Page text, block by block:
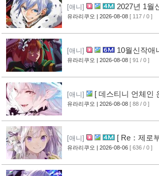
[애니]
2027년 1월
생 소동기 ] PV 영상 공개
유라리쿠오 | 2026-08-08 [ 117 / 0 ]
[애니]
10월신작애
보스가 나타났다! ] 2기 PV
유라리쿠오 | 2026-08-08 [ 91 / 0 ]
[애니]
[ 데스티니 언체인
이션화 결정 [2]
유라리쿠오 | 2026-08-08 [ 88 / 0 ]
[애니]
[ Re：제로
계 생활 ] 4기 탈환편 PV 영
유라리쿠오 | 2026-08-06 [ 636 / 0 ]